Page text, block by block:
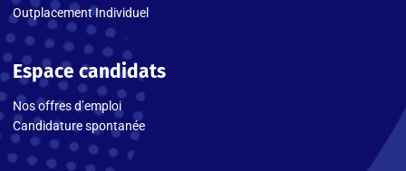
Outplacement Individuel
Espace candidats
Nos offres d’emploi
Candidature spontanée